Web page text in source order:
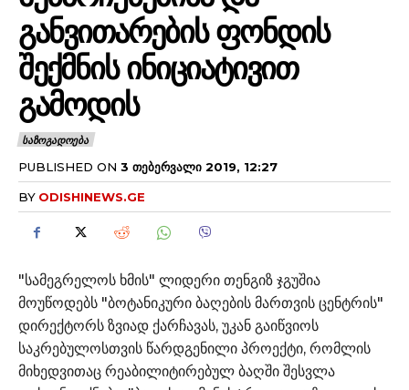
ᲒᲐᲜᲕᲘᲗᲐᲠᲔᲑᲘᲡ ᲤᲝᲜᲓᲘᲡ
ᲨᲔᲥᲛᲜᲘᲡ ᲘᲜᲘᲪᲘᲐᲢᲘᲕᲘᲗ
ᲒᲐᲛᲝᲓᲘᲡ
ᲡᲐᲖᲝᲒᲐᲓᲝᲔᲑᲐ
PUBLISHED ON 3 ᲗᲔᲑᲔᲠᲕᲐᲚᲘ 2019, 12:27
BY ODISHINEWS.GE
"სამეგრელოს ხმის" ლიდერი თენგიზ ჯგუშია
მოუწოდებს "ბოტანიკური ბაღების მართვის ცენტრის"
დირექტორს ზვიად ქარჩავას, უკან გაიწვიოს
საკრებულოსთვის წარდგენილი პროექტი, რომლის
მიხედვითაც რეაბილიტირებულ ბაღში შესვლა